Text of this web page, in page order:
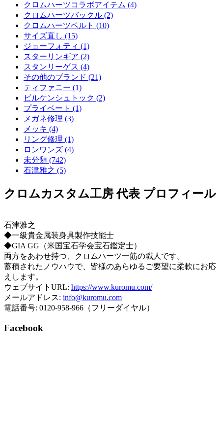
クロムハーツコラボアイテム (4)
クロムハーツバックル (2)
クロムハーツベルト (10)
サイズ直し (15)
ジョーフォティ (1)
スターリンギア (2)
スタンリーゲス (4)
その他のブランド (21)
ティファニー (1)
ビルケンシュトック (2)
プライベート (1)
メガネ修理 (3)
メッキ (4)
リング修理 (1)
ロンワンズ (4)
未分類 (742)
石津雅之 (5)
クロムカスタム工房 代表 プロフィール
石津雅之
◆一級貴金属装身具製作技能士
◆GIA GG（米国宝石学会宝石鑑定士）
両方をあわせ持つ、クロムハーツ一筋の職人です。
蓄積されたノウハウで、皆様のあらゆるご要望に柔軟にお応
えします。
ウェブサイトURL: https://www.kuromu.com/
メールアドレス: info@kuromu.com
電話番号: 0120-958-966（フリーダイヤル）
Facebook